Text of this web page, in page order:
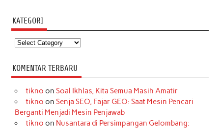
KATEGORI
Kategori
KOMENTAR TERBARU
tikno on Soal Ikhlas, Kita Semua Masih Amatir
tikno on Senja SEO, Fajar GEO: Saat Mesin Pencari
Berganti Menjadi Mesin Penjawab
tikno on Nusantara di Persimpangan Gelombang: